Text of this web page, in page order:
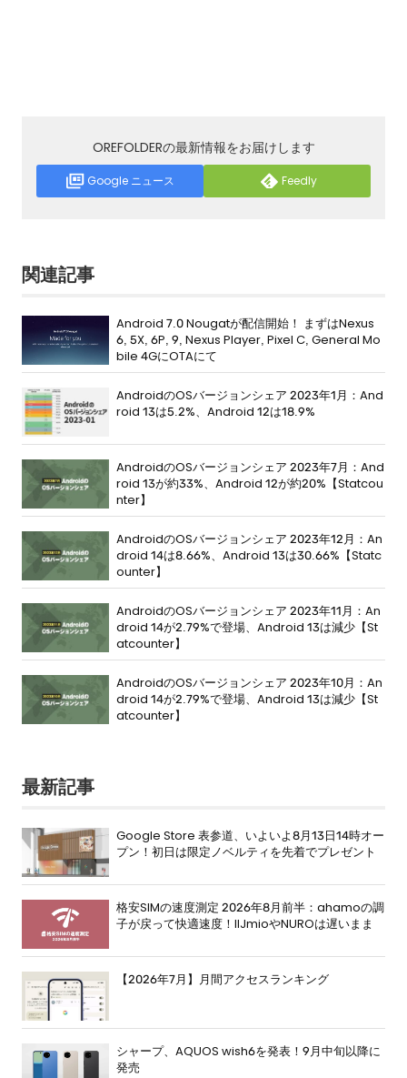
OREFOLDERの最新情報をお届けします
Google ニュース Feedly
関連記事
Android 7.0 Nougatが配信開始！ まずはNexus
6, 5X, 6P, 9, Nexus Player, Pixel C, General Mo
bile 4GにOTAにて
AndroidのOSバージョンシェア 2023年1月：And
roid 13は5.2%、Android 12は18.9%
AndroidのOSバージョンシェア 2023年7月：And
roid 13が約33%、Android 12が約20%【Statcou
nter】
AndroidのOSバージョンシェア 2023年12月：An
droid 14は8.66%、Android 13は30.66%【Statc
ounter】
AndroidのOSバージョンシェア 2023年11月：An
droid 14が2.79%で登場、Android 13は減少【St
atcounter】
AndroidのOSバージョンシェア 2023年10月：An
droid 14が2.79%で登場、Android 13は減少【St
atcounter】
最新記事
Google Store 表参道、いよいよ8月13日14時オー
プン！初日は限定ノベルティを先着でプレゼント
格安SIMの速度測定 2026年8月前半：ahamoの調
子が戻って快適速度！IIJmioやNUROは遅いまま
【2026年7月】月間アクセスランキング
シャープ、AQUOS wish6を発表！9月中旬以降に
発売